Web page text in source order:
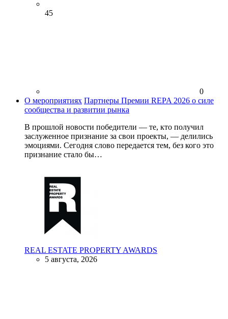
45
0
О мероприятиях Партнеры Премии REPA 2026 о силе
сообщества и развитии рынка
В прошлой новости победители — те, кто получил
заслуженное признание за свои проекты, — делились
эмоциями. Сегодня слово передается тем, без кого это
признание стало бы…
REAL ESTATE PROPERTY AWARDS
5 августа, 2026